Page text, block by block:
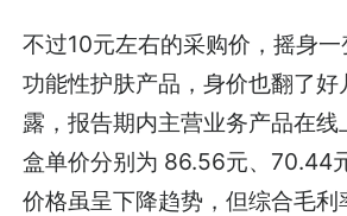
不过10元左右的采购价，摇身
功能性护肤产品，身价也翻了好
露，报告期内主营业务产品在
盒单价分别为 86.56元、70.44
价格虽呈下降趋势，但综合毛利